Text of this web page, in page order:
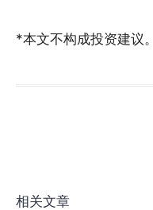
*本文不构成投资建议。
相关文章